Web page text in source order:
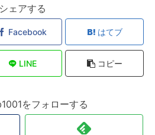
シェアする
Facebook はてブ
LINE コピー
をフォローする